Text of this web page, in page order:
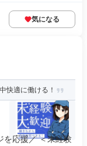
気になる
快適に働ける！
を応援／ ＜未経験